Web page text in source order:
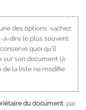
des options, sachez
à-dire le plus souvent
quoi qu'il
sur son document (à
la liste ne modifie
du document , par